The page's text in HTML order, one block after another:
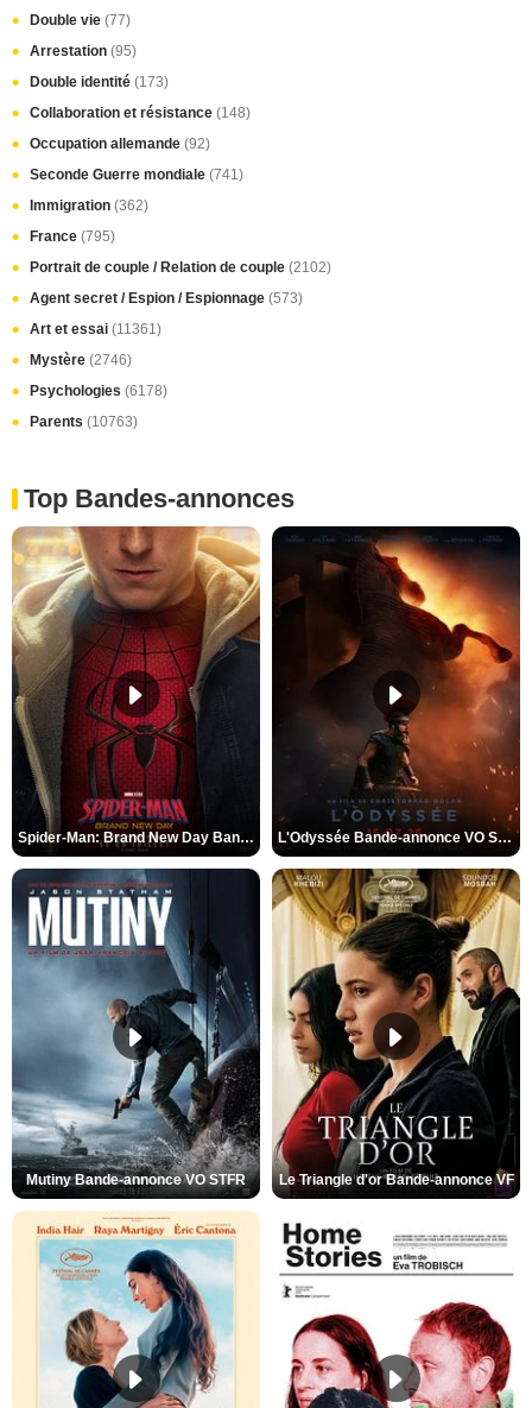
Double vie (77)
Arrestation (95)
Double identité (173)
Collaboration et résistance (148)
Occupation allemande (92)
Seconde Guerre mondiale (741)
Immigration (362)
France (795)
Portrait de couple / Relation de couple (2102)
Agent secret / Espion / Espionnage (573)
Art et essai (11361)
Mystère (2746)
Psychologies (6178)
Parents (10763)
Top Bandes-annonces
Spider-Man: Brand New Day Bande-annonce VO STFR L'Odyssée Bande-annonce VO STFR
Mutiny Bande-annonce VO STFR Le Triangle d'or Bande-annonce VF